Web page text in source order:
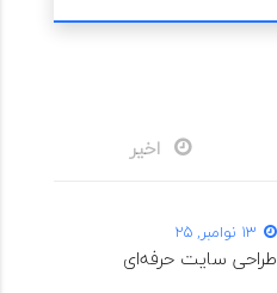
اخیر
13 نوامبر, 25
طراحی سایت حرفه‌ای